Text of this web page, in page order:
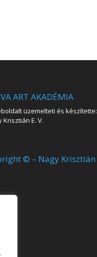
ART AKADÉMIA
üzemelteti és készítette:
Krisztián E. V.
© – Nagy Krisztián